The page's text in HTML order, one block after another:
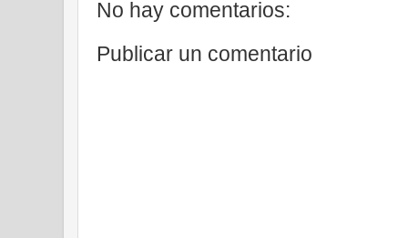
No hay comentarios:
Publicar un comentario